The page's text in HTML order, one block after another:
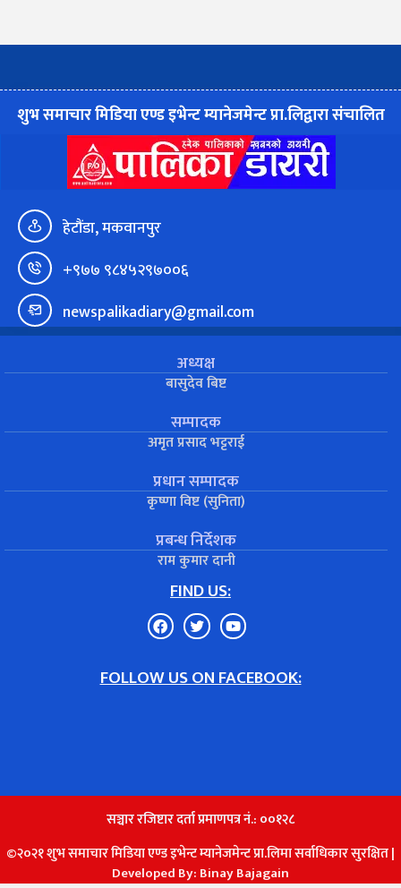
शुभ समाचार मिडिया एण्ड इभेन्ट म्यानेजमेन्ट प्रा.लिद्वारा संचालित
हेटौंडा, मकवानपुर
+९७७ ९८४५२९७००६
newspalikadiary@gmail.com
अध्यक्ष
बासुदेव बिष्ट
सम्पादक
अमृत प्रसाद भट्टराई
प्रधान सम्पादक
कृष्णा विष्ट (सुनिता)
प्रबन्ध निर्देशक
राम कुमार दानी
FIND US:
FOLLOW US ON FACEBOOK:
सञ्चार रजिष्टार दर्ता प्रमाणपत्र नं.: ००१२८
©२०२१ शुभ समाचार मिडिया एण्ड इभेन्ट म्यानेजमेन्ट प्रा.लिमा सर्वाधिकार सुरक्षित |
Developed By: Binay Bajagain